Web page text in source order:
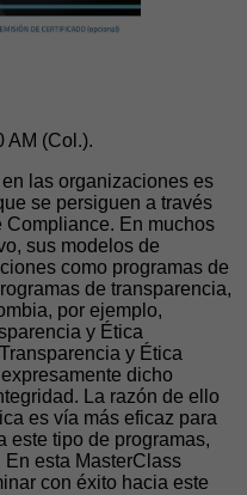
AM (Col.).
las organizaciones es
se persiguen a través
Compliance. En muchos
sus modelos de
como programas de
de transparencia,
por ejemplo,
y Ética
y Ética
dicho
La razón de ello
es vía más eficaz para
este tipo de programas,
esta MasterClass
con éxito hacia este